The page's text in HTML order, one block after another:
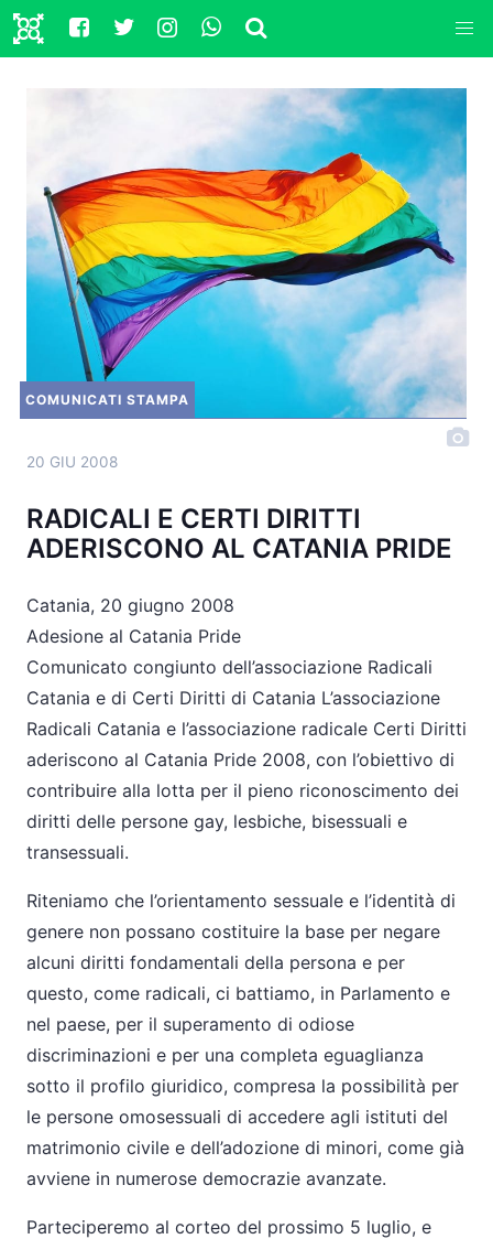
COMUNICATI STAMPA
20 GIU 2008
RADICALI E CERTI DIRITTI
ADERISCONO AL CATANIA PRIDE
Catania, 20 giugno 2008
Adesione al Catania Pride
Comunicato congiunto dell’associazione Radicali
Catania e di Certi Diritti di Catania L’associazione
Radicali Catania e l’associazione radicale Certi Diritti
aderiscono al Catania Pride 2008, con l’obiettivo di
contribuire alla lotta per il pieno riconoscimento dei
diritti delle persone gay, lesbiche, bisessuali e
transessuali.
Riteniamo che l’orientamento sessuale e l’identità di
genere non possano costituire la base per negare
alcuni diritti fondamentali della persona e per
questo, come radicali, ci battiamo, in Parlamento e
nel paese, per il superamento di odiose
discriminazioni e per una completa eguaglianza
sotto il profilo giuridico, compresa la possibilità per
le persone omosessuali di accedere agli istituti del
matrimonio civile e dell’adozione di minori, come già
avviene in numerose democrazie avanzate.
Parteciperemo al corteo del prossimo 5 luglio, e